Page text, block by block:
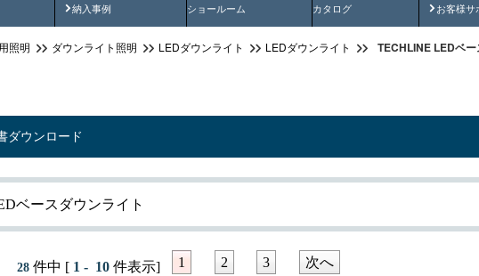
納入事例
納入事例動画 ショールーム カタログ お客様サ
安全
照明 ダウンライト照明 LEDダウンライト LEDダウンライト TECHLINE LEDベ
ダウンロード
ベースダウンライト
28件中 [ 1 - 10件表示] 1 2 3 次へ